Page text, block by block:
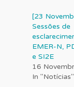
[23
Sessões de
EMER-N,
e SI2E
16
In "Notícias"